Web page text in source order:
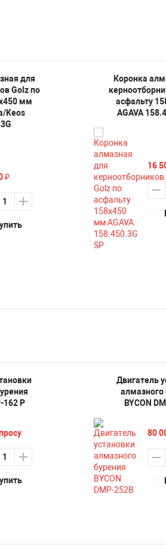
для
Golz по
мм
Keos
₽
Коронка
асфальту
AGAVA
16
162 P
Двигатель
алмазного
BYCON
80